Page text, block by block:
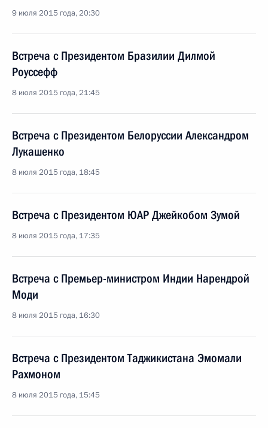
9 июля 2015 года, 20:30
Встреча с Президентом Бразилии Дилмой
Роуссефф
8 июля 2015 года, 21:45
Встреча с Президентом Белоруссии Александром
Лукашенко
8 июля 2015 года, 18:45
Встреча с Президентом ЮАР Джейкобом Зумой
8 июля 2015 года, 17:35
Встреча с Премьер-министром Индии Нарендрой
Моди
8 июля 2015 года, 16:30
Встреча с Президентом Таджикистана Эмомали
Рахмоном
8 июля 2015 года, 15:45